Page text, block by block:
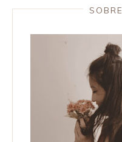
SOBRE